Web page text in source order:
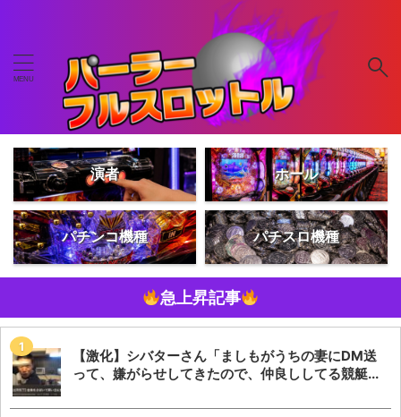
演者 ホール
パチンコ機種 パチスロ機種
急上昇記事
【激化】シバターさん「ましもがうちの妻にDM送
って、嫌がらせしてきたので、仲良ししてる競艇...